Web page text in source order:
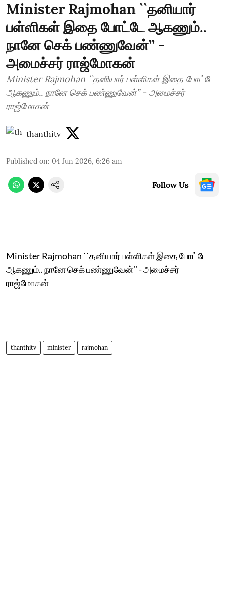
Minister Rajmohan ``தனியார்
பள்ளிகள் இதை போட்டே ஆகணும்..
நானே செக் பண்ணுவேன்’’ -
அமைச்சர் ராஜ்மோகன்
Minister Rajmohan ``தனியார் பள்ளிகள் இதை போட்டே
ஆகணும்.. நானே செக் பண்ணுவேன்’’ - அமைச்சர்
ராஜ்மோகன்
thanthitv
Published on: 04 Jun 2026, 6:26 am
Follow Us
Minister Rajmohan ``தனியார் பள்ளிகள் இதை போட்டே
ஆகணும்.. நானே செக் பண்ணுவேன்’’ - அமைச்சர்
ராஜ்மோகன்
thanthitv minister rajmohan